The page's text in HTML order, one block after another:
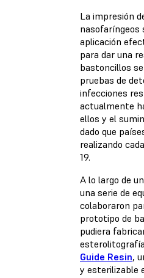
La impresión
nasofaríngeos
aplicación
para dar una
bastoncillos
pruebas de
infecciones
actualmente
ellos y el
dado que
realizando
19.
A lo largo de
una serie de
colaboraron
prototipo de
pudiera
Guide Resin,
y esterilizable